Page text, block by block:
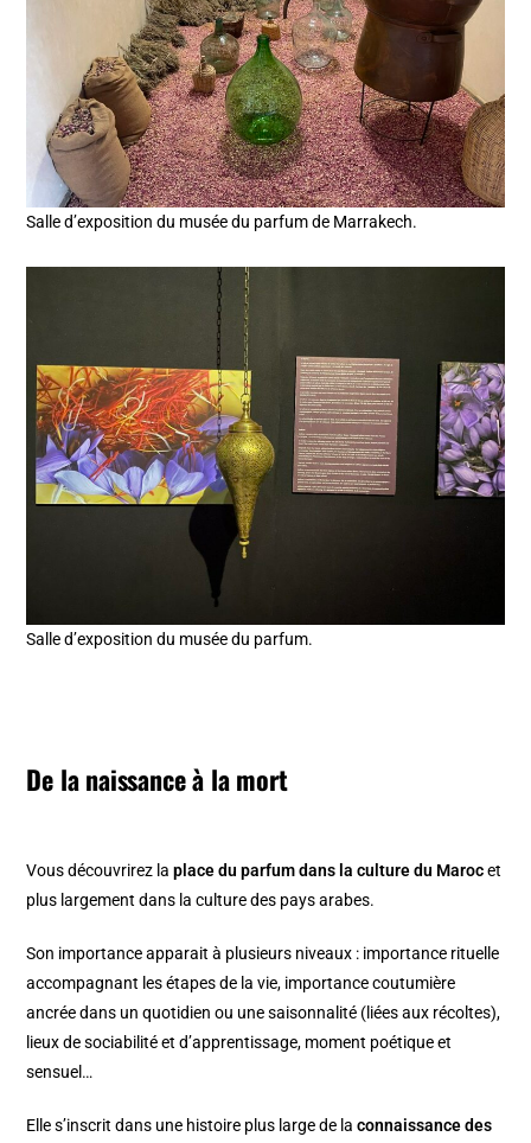
Salle d’exposition du musée du parfum de Marrakech.
Salle d’exposition du musée du parfum.
De la naissance à la mort
Vous découvrirez laplace du parfum dans la culture du Marocet
plus largement dans la culture des pays arabes.
Son importance apparait à plusieurs niveaux : importance rituelle
accompagnant les étapes de la vie, importance coutumière
ancrée dans un quotidien ou une saisonnalité (liées aux récoltes),
lieux de sociabilité et d’apprentissage, moment poétique et
sensuel…
Elle s’inscrit dans une histoire plus large de laconnaissance des